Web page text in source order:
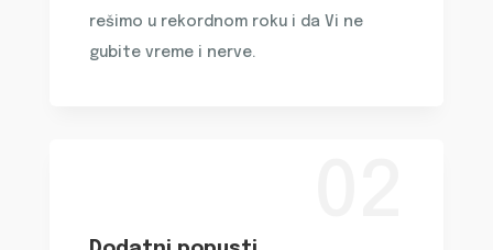
rešimo u rekordnom roku i da Vi ne
gubite vreme i nerve.